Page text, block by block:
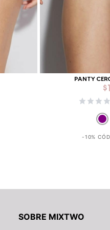
PANTY
$
-10%
SOBRE MIXTWO